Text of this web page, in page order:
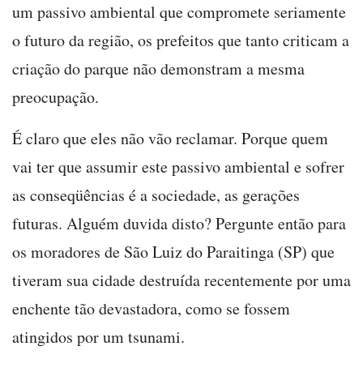
um passivo ambiental que compromete seriamente
o futuro da região, os prefeitos que tanto criticam a
criação do parque não demonstram a mesma
preocupação.
É claro que eles não vão reclamar. Porque quem
vai ter que assumir este passivo ambiental e sofrer
as conseqüências é a sociedade, as gerações
futuras. Alguém duvida disto? Pergunte então para
os moradores de São Luiz do Paraitinga (SP) que
tiveram sua cidade destruída recentemente por uma
enchente tão devastadora, como se fossem
atingidos por um tsunami.